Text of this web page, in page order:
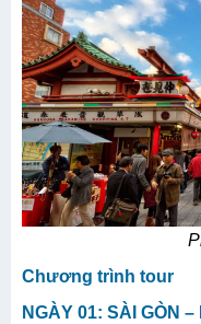
Chương trình tour
NGÀY 01: SÀI GÒN –